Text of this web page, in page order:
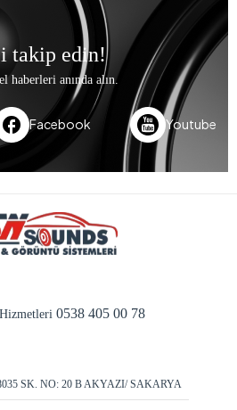
takip edin!
haberleri anında alın.
Facebook Youtube
0538 405 00 78
SK. NO: 20 B AKYAZI/ SAKARYA